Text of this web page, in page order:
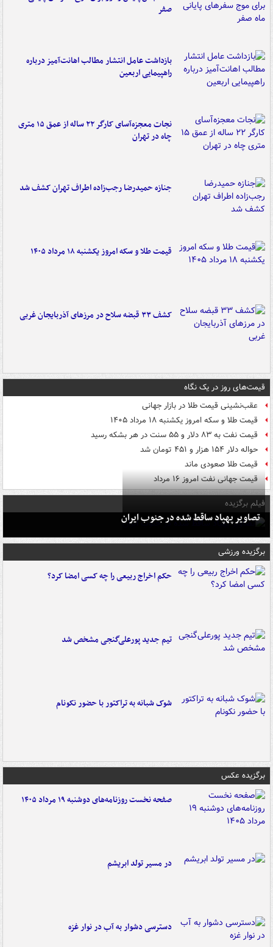
صفر
بازداشت عامل انتشار مطالب اهانت‌آمیز درباره
راهپیمایی اربعین
نجات معجزه‌آسای کارگر ۲۲ ساله از عمق ۱۵ متری
چاه در تهران
جنازه حمیدرضا رجب‌زاده اطراف تهران کشف شد
قیمت طلا و سکه امروز یکشنبه ۱۸ مرداد ۱۴۰۵
کشف ۳۳ قبضه سلاح در مرزهای آذربایجان غربی
قیمت‌های روز در یک نگاه
عقب‌نشینی قیمت طلا در بازار جهانی
قیمت طلا و سکه امروز یکشنبه ۱۸ مرداد ۱۴۰۵
قیمت نفت به ۸۳ دلار و ۵۵ سنت در هر بشکه رسید
حواله دلار ۱۵۴ هزار و ۴۵۱ تومان شد
قیمت طلا صعودی ماند
قیمت جهانی نفت امروز ۱۶ مرداد
فیلم برگزیده
تصاویر پهپاد ساقط شده در جنوب ایران
برگزیده ورزشی
حکم اخراج ربیعی را چه کسی امضا کرد؟
تیم جدید پورعلی‌گنجی مشخص شد
شوک شبانه به تراکتور با حضور نکونام
برگزیده عکس
صفحه نخست روزنامه‌های دوشنبه ۱۹ مرداد ۱۴۰۵
در مسیر تولد ابریشم
دسترسی دشوار به آب در نوار غزه